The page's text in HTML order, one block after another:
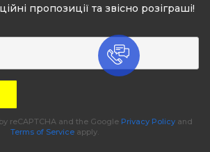
пропозиції та звісно розіграші!
reCAPTCHA and the Google Privacy Policy and
Terms of Serviceapply.